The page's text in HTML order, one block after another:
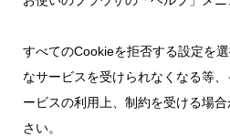
すべてのCookieを拒否する設定を
なサービスを受けられなくなる等
ービスの利用上、制約を受ける場
さい。